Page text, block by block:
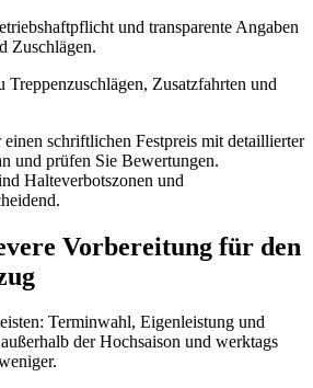
und transparente Angaben
Zuschlägen.
Treppenzuschlägen, Zusatzfahrten und
schriftlichen Festpreis mit detaillierter
und prüfen Sie Bewertungen.
Halteverbotszonen und
Vorbereitung für den
Terminwahl, Eigenleistung und
der Hochsaison und werktags